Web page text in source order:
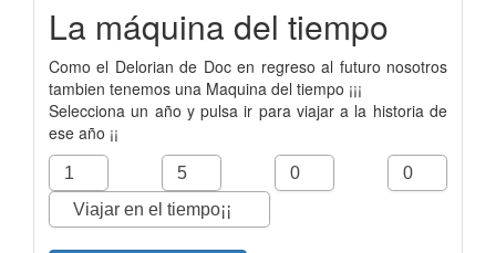
La máquina del tiempo
Como el Delorian de Doc en regreso al futuro nosotros
tambien tenemos una Maquina del tiempo ¡¡¡
Selecciona un año y pulsa ir para viajar a la historia de
ese año ¡¡